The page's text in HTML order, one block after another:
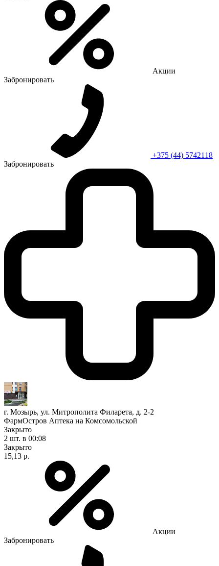
Акции
Забронировать
+375 (44) 5742118
Забронировать
г. Мозырь, ул. Митрополита Филарета, д. 2-2
ФармОстров Аптека на Комсомольской
Закрыто
2 шт. в 00:08
Закрыто
15,13 р.
Акции
Забронировать